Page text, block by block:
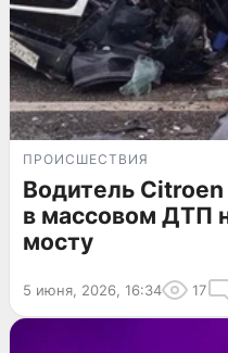
ПРОИСШЕСТВИЯ
Водитель
в массовом ДТП
мосту
5 июня, 2026, 16:34 17